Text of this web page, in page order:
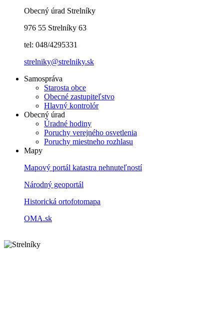
Obecný úrad Strelníky
976 55 Strelníky 63
tel: 048/4295331
strelniky@strelniky.sk
Samospráva
Starosta obce
Obecné zastupiteľstvo
Hlavný kontrolór
Obecný úrad
Úradné hodiny
Poruchy verejného osvetlenia
Poruchy miestneho rozhlasu
Mapy
Mapový portál katastra nehnuteľností
Národný geoportál
Historická ortofotomapa
OMA.sk